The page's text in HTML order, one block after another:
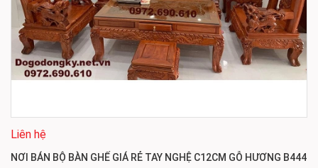
Liên hệ
NƠI BÁN BỘ BÀN GHẾ GIÁ RẺ TAY NGHỆ C12CM GỖ HƯƠNG B444